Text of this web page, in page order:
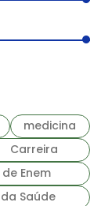
medicina
Carreira
Enem
Saúde